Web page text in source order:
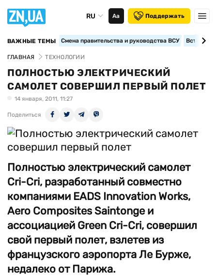
RU Аа Поддержать
ВАЖНЫЕ ТЕМЫ Смена правительства и руководства ВСУ
ГЛАВНАЯ ТЕХНОЛОГИИ
ПОЛНОСТЬЮ ЭЛЕКТРИЧЕСКИЙ
САМОЛЕТ СОВЕРШИЛ ПЕРВЫЙ ПОЛЕТ
14 января, 2011, 11:27
Поделиться
Полностью электрический самолет
Cri-Cri, разработанный совместно
компаниями EADS Innovation Works,
Aero Composites Saintonge и
ассоциацией Green Cri-Cri, совершил
свой первый полет, взлетев из
французского аэропорта Ле Бурже,
недалеко от Парижа.